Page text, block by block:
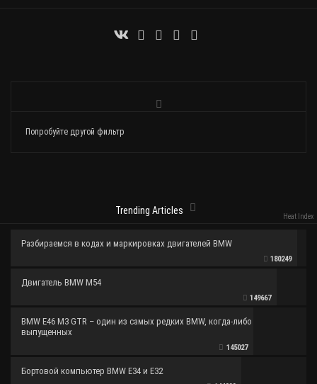
Попробуйте другой фильтр
Trending Articles
Heat Index
Разбираемся в кодах и маркировках двигателей BMW
180249
Двигатель BMW M54
149667
BMW E46 M3 GTR – один из самых редких BMW, когда-либо
выпущенных
145027
Бортовой компьютер BMW E34 и E32